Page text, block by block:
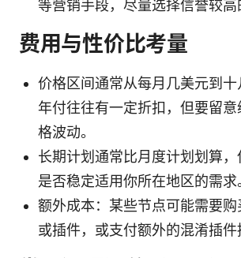
等营销手段，尽量选择信誉较高
费用与性价比考量
价格区间通常从每月几美元到十
年付往往有一定折扣，但要留
格波动。
长期计划通常比月度计划划算
是否稳定适用你所在地区的需求
额外成本：某些节点可能需要
或插件，或支付额外的混淆插件